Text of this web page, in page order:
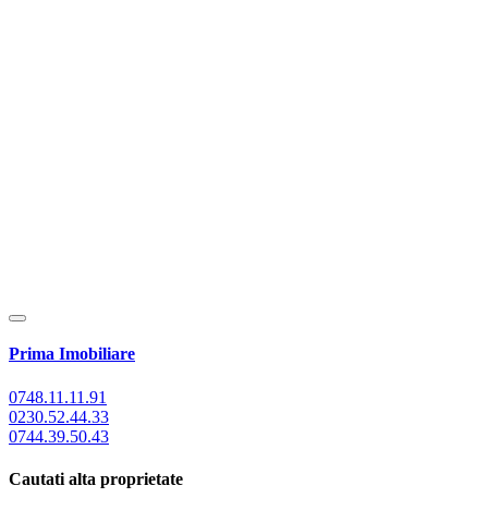
Prima Imobiliare
0748.11.11.91
0230.52.44.33
0744.39.50.43
Cautati alta proprietate